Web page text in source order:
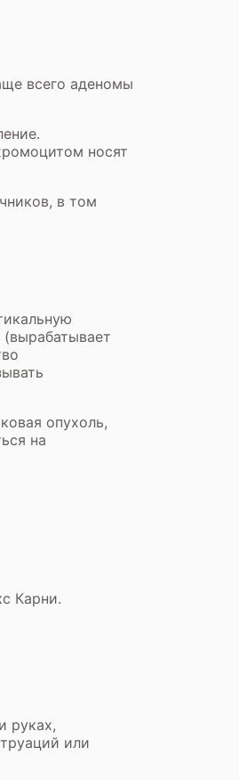
всего аденомы
носят
в том
опухоль,
на
Карни.
руках,
или